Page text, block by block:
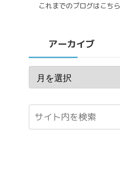
これまでのブログはこちら
アーカイブ